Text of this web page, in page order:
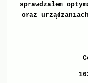
sprawdzałem
oraz